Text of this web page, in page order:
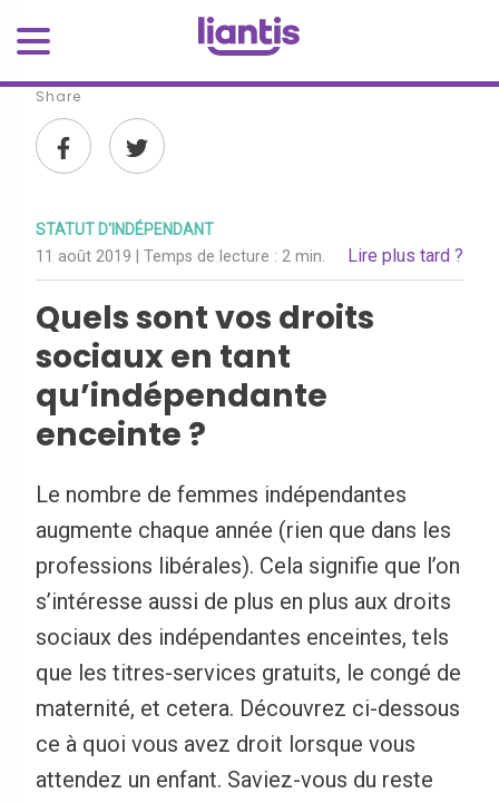
Share
STATUT D'INDÉPENDANT
11 août 2019 | Temps de lecture : 2 min. Lire plus tard ?
Quels sont vos droits
sociaux en tant
qu’indépendante
enceinte ?
Le nombre de femmes indépendantes
augmente chaque année (rien que dans les
professions libérales). Cela signifie que l’on
s’intéresse aussi de plus en plus aux droits
sociaux des indépendantes enceintes, tels
que les titres-services gratuits, le congé de
maternité, et cetera. Découvrez ci-dessous
ce à quoi vous avez droit lorsque vous
attendez un enfant. Saviez-vous du reste